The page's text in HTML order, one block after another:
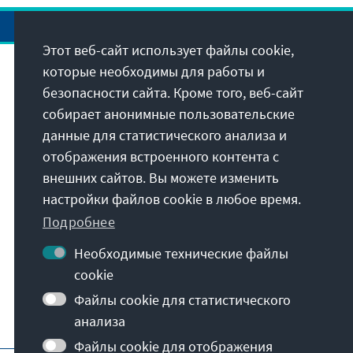
Адрес
Фонд им. Конрада Аденауэра
ул. Бобур, 21а
100070Ташкент
Узбекистан
Этот веб-сайт использует файлы cookie,
которые необходимы для работы и
безопасности сайта. Кроме того, веб-сайт
собирает анонимные пользовательские
данные для статистического анализа и
отображения встроенного контента с
внешних сайтов. Вы можете изменить
настройки файлов cookie в любое время.
Подробнее
Необходимые технические файлы
cookie
Файлы cookie для статистического
анализа
Файлы cookie для отображения